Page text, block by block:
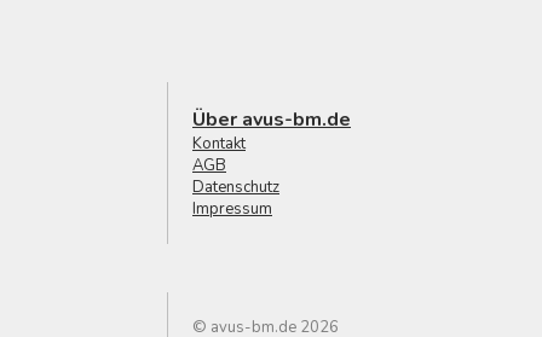
Über avus-bm.de
Kontakt
AGB
Datenschutz
Impressum
© avus-bm.de 2026